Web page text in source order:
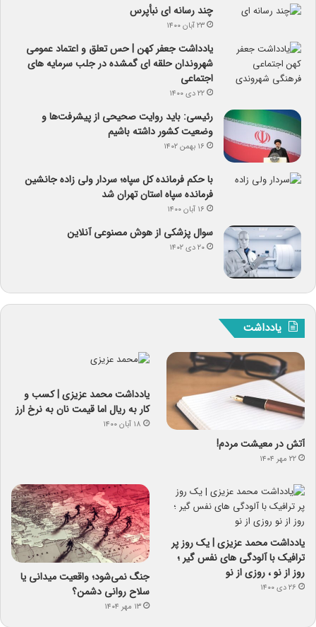
چند رسانه ای نبأپرس
۲۳ آبان ۱۴۰۰
یادداشت جعفر کهن | حس تعلق و اعتماد عمومی
شهروندان حلقه ای گمشده در جلب سرمایه های
اجتماعی
۲۲ دی ۱۴۰۰
رئیسی: باید روایت صحیحی از پیشرفت‌ها و
وضعیت کشور داشته باشیم
۱۶ بهمن ۱۴۰۲
با حکم فرمانده کل سپاه؛ سردار ولی زاده جانشین
فرمانده سپاه استان تهران شد
۱۶ آبان ۱۴۰۰
سوال پزشکی از هوش مصنوعی آنلاین
۲۰ دی ۱۴۰۲
یادداشت
آتش در معیشت مردم!
۲۲ مهر ۱۴۰۴
یادداشت‌ محمد عزیزی | کسب و
کار به ریال اما قیمت نان به نرخ ارز
۱۸ آبان ۱۴۰۰
یادداشت محمد عزیزی | یک روز پر
ترافیک با آلودگی های نفس گیر ؛
روز از نو ، روزی از نو
۲۶ دی ۱۴۰۰
جنگ نمی‌شود؛ واقعیت میدانی یا
سلاح روانی دشمن؟
۱۳ مهر ۱۴۰۴